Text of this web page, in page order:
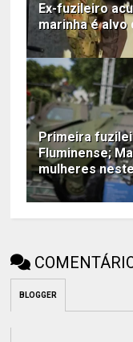
Ex-fuzileiro
marinha é alvo
Primeira
Fluminense;
mulheres
BLOGGER